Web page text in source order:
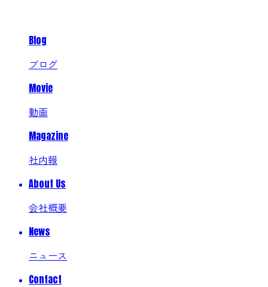
Blog
ブログ
Movie
動画
Magazine
社内報
About Us
会社概要
News
ニュース
Contact